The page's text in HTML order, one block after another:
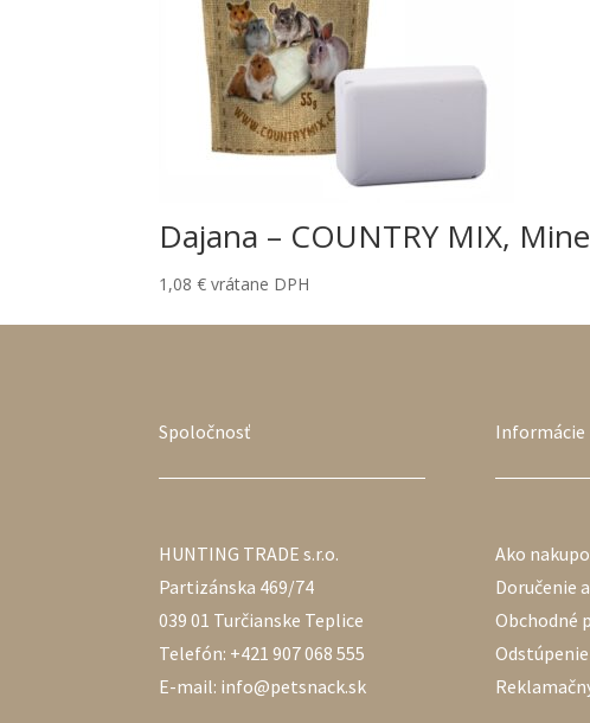
Dajana – COUNTRY MIX,
1,08€ vrátane DPH
Spoločnosť
HUNTING TRADE s.r.o.
Partizánska 469/74
039 01 Turčianske Teplice
Telefón: +421 907 068 555
E-mail: info@petsnack.sk
Informácie
Ako
Doručenie
Obchodné